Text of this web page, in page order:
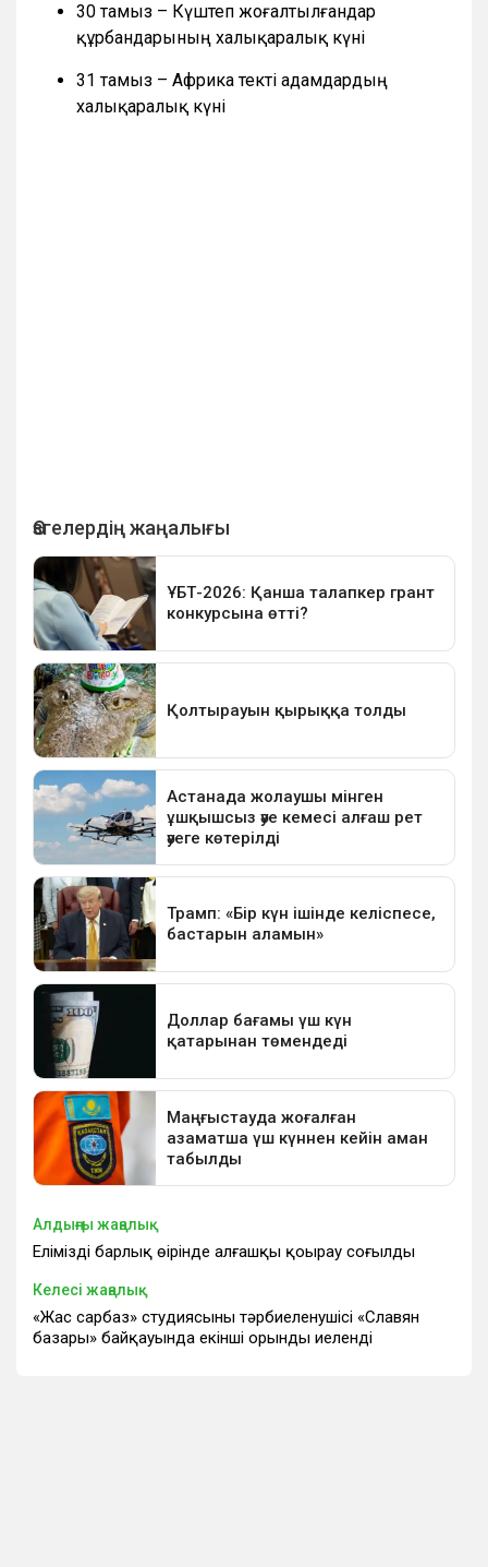
30 тамыз – Күштеп жоғалтылғандар
құрбандарының халықаралық күні
31 тамыз – Африка текті адамдардың
халықаралық күні
Алдыңғы жаңалық
Еліміздің барлық өңірінде алғашқы қоңырау соғылды
Келесі жаңалық
«Жас сарбаз» студиясының тәрбиеленушісі «Славян
базары» байқауында екінші орынды иеленді